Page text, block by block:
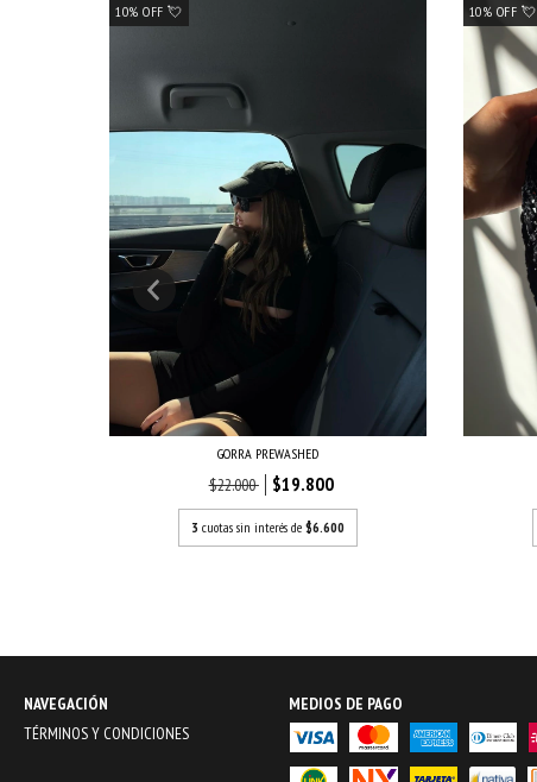
10% OFF 💘
GORRA PREWASHED
$22.000 $19.800
3 cuotas sin interés de$6.600
10% OFF 💘
NAVEGACIÓN
TÉRMINOS Y CONDICIONES
MEDIOS DE PAGO